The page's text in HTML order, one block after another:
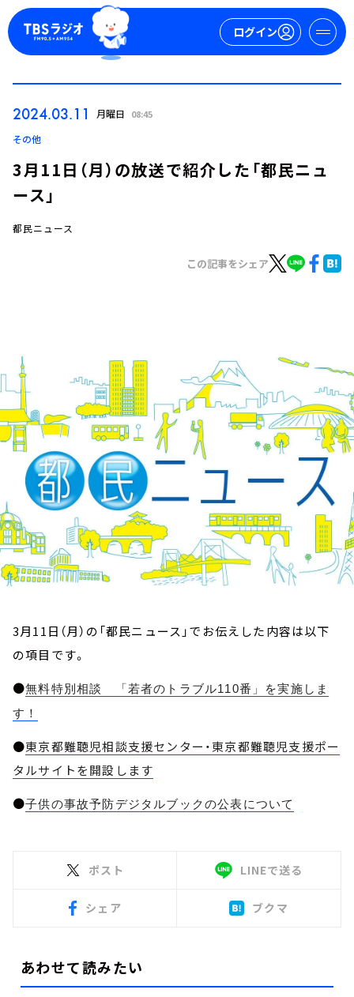
ログイン
イベント・グッズ
YouTube
会社情報
2024.03.11 月曜日 08:45
その他
3月11日（月）の放送で紹介した「都民ニュ
ース」
都民ニュース
この記事をシェア
3月11日（月）の「都民ニュース」でお伝えした内容は以下
の項目です。
●無料特別相談 「若者のトラブル110番」を実施しま
す！
●東京都難聴児相談支援センター・東京都難聴児支援ポー
タルサイトを開設します
●子供の事故予防デジタルブックの公表について
ポスト LINEで送る
シェア ブクマ
あわせて読みたい